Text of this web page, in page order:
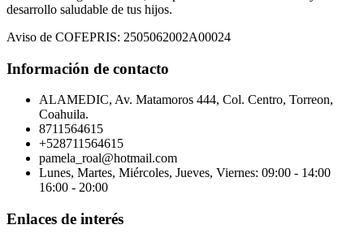
desarrollo saludable de tus hijos.
Aviso de COFEPRIS: 2505062002A00024
Información de contacto
ALAMEDIC, Av. Matamoros 444, Col. Centro, Torreon,
Coahuila.
8711564615
+528711564615
pamela_roal@hotmail.com
Lunes, Martes, Miércoles, Jueves, Viernes: 09:00 - 14:00
16:00 - 20:00
Enlaces de interés